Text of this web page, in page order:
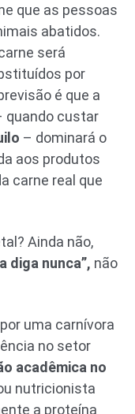
que as pessoas
abatidos.
será
por
é que a
quando custar
– dominará o
aos produtos
carne real que
Ainda não,
diga nunca”, não
uma carnívora
no setor
acadêmica no
nutricionista
a proteína